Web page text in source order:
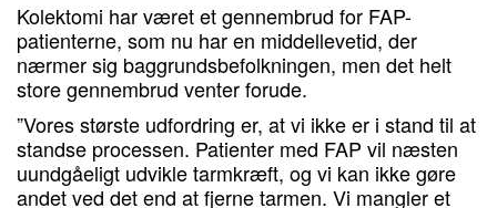
Kolektomi har været et gennembrud for FAP-
patienterne, som nu har en middellevetid, der
nærmer sig baggrundsbefolkningen, men det helt
store gennembrud venter forude.
”Vores største udfordring er, at vi ikke er i stand til at
standse processen. Patienter med FAP vil næsten
uundgåeligt udvikle tarmkræft, og vi kan ikke gøre
andet ved det end at fjerne tarmen. Vi mangler et